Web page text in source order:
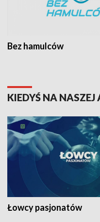
Bez hamulców
KIEDYŚ NA NASZEJ
Łowcy pasjonatów